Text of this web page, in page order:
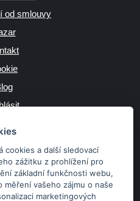
cookies a další sledovací
zážitku z prohlížení pro
základní funkčnosti webu,
měření vašeho zájmu o naše
marketingových
od smlouvy